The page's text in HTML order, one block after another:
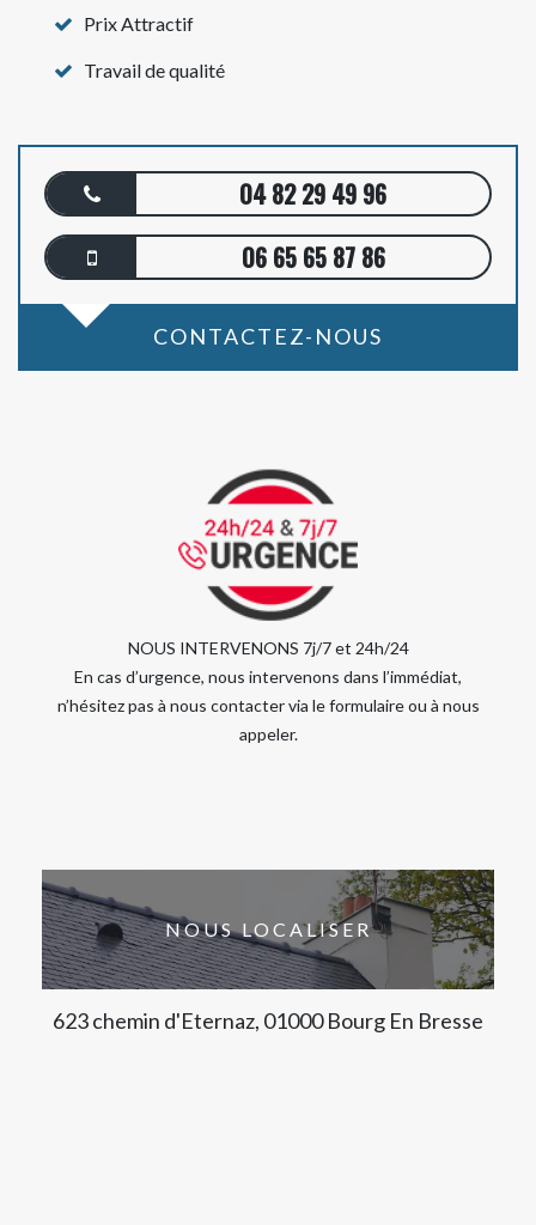
Prix Attractif
Travail de qualité
04 82 29 49 96
06 65 65 87 86
CONTACTEZ-NOUS
NOUS INTERVENONS 7j/7 et 24h/24
En cas d’urgence, nous intervenons dans l’immédiat,
n’hésitez pas à nous contacter via le formulaire ou à nous
appeler.
NOUS LOCALISER
623 chemin d'Eternaz, 01000 Bourg En Bresse